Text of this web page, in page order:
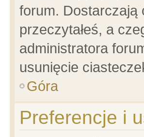
forum. Dostarczają
przeczytałeś, a
administratora
usunięcie
Góra
Preferencje i